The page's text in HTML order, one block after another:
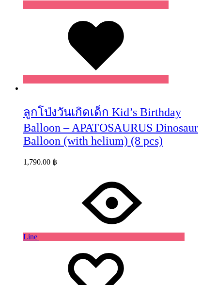
ลูกโป่งวันเกิดเด็ก Kid’s Birthday
Balloon – APATOSAURUS Dinosaur
Balloon (with helium) (8 pcs)
1,790.00 ฿
Line